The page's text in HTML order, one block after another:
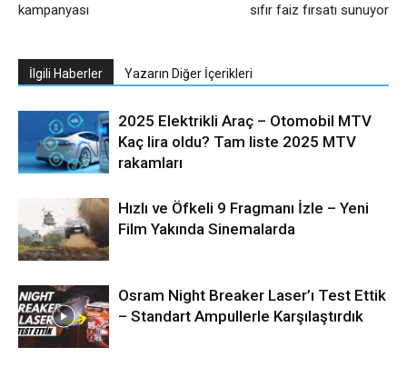
kampanyası
sıfır faiz fırsatı sunuyor
İlgili Haberler Yazarın Diğer İçerikleri
2025 Elektrikli Araç – Otomobil MTV
Kaç lira oldu? Tam liste 2025 MTV
rakamları
Hızlı ve Öfkeli 9 Fragmanı İzle – Yeni
Film Yakında Sinemalarda
Osram Night Breaker Laser’ı Test Ettik
– Standart Ampullerle Karşılaştırdık